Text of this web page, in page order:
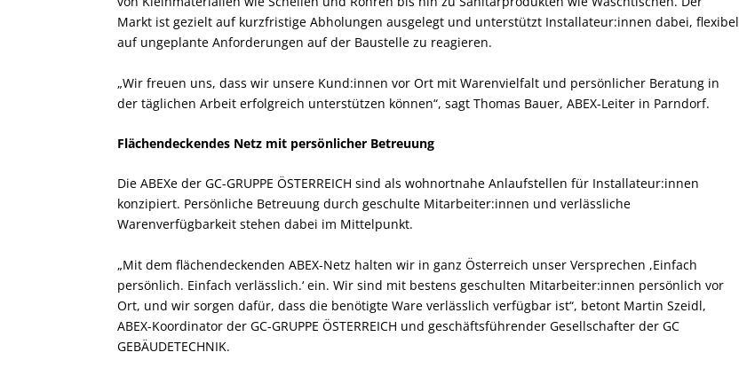
Markt ist gezielt auf kurzfristige Abholungen ausgelegt und unterstützt Installateur:innen dabei, flexibel
auf ungeplante Anforderungen auf der Baustelle zu reagieren.
„Wir freuen uns, dass wir unsere Kund:innen vor Ort mit Warenvielfalt und persönlicher Beratung in
der täglichen Arbeit erfolgreich unterstützen können“, sagt Thomas Bauer, ABEX-Leiter in Parndorf.
Flächendeckendes Netz mit persönlicher Betreuung
Die ABEXe der GC-GRUPPE ÖSTERREICH sind als wohnortnahe Anlaufstellen für Installateur:innen
konzipiert. Persönliche Betreuung durch geschulte Mitarbeiter:innen und verlässliche
Warenverfügbarkeit stehen dabei im Mittelpunkt.
„Mit dem flächendeckenden ABEX-Netz halten wir in ganz Österreich unser Versprechen ,Einfach
persönlich. Einfach verlässlich.‘ ein. Wir sind mit bestens geschulten Mitarbeiter:innen persönlich vor
Ort, und wir sorgen dafür, dass die benötigte Ware verlässlich verfügbar ist“, betont Martin Szeidl,
ABEX-Koordinator der GC-GRUPPE ÖSTERREICH und geschäftsführender Gesellschafter der GC
GEBÄUDETECHNIK.